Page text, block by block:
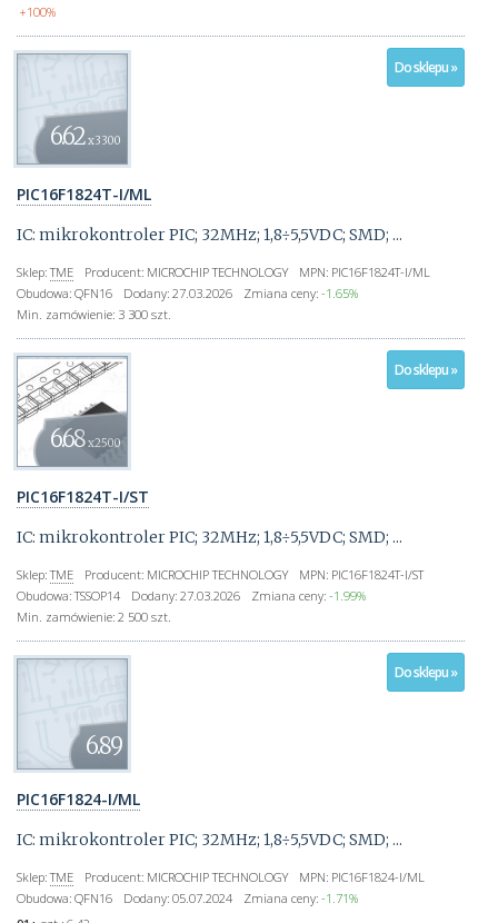
+100%
6.62x3300
Do sklepu »
PIC16F1824T-I/ML
IC: mikrokontroler PIC; 32MHz; 1,8÷5,5VDC; SMD; ...
Sklep: TME Producent: MICROCHIP TECHNOLOGY MPN: PIC16F1824T-I/ML
Obudowa: QFN16 Dodany: 27.03.2026 Zmiana ceny: -1.65%
Min. zamówienie: 3 300 szt.
6.68x2500
Do sklepu »
PIC16F1824T-I/ST
IC: mikrokontroler PIC; 32MHz; 1,8÷5,5VDC; SMD; ...
Sklep: TME Producent: MICROCHIP TECHNOLOGY MPN: PIC16F1824T-I/ST
Obudowa: TSSOP14 Dodany: 27.03.2026 Zmiana ceny: -1.99%
Min. zamówienie: 2 500 szt.
6.89
Do sklepu »
PIC16F1824-I/ML
IC: mikrokontroler PIC; 32MHz; 1,8÷5,5VDC; SMD; ...
Sklep: TME Producent: MICROCHIP TECHNOLOGY MPN: PIC16F1824-I/ML
Obudowa: QFN16 Dodany: 05.07.2024 Zmiana ceny: -1.71%